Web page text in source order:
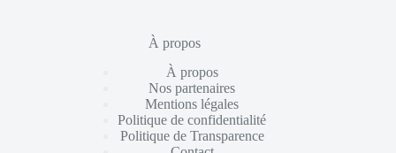
À propos
À propos
Nos partenaires
Mentions légales
Politique de confidentialité
Politique de Transparence